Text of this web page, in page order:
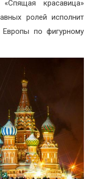
красавица»
ролей исполнит
по фигурному